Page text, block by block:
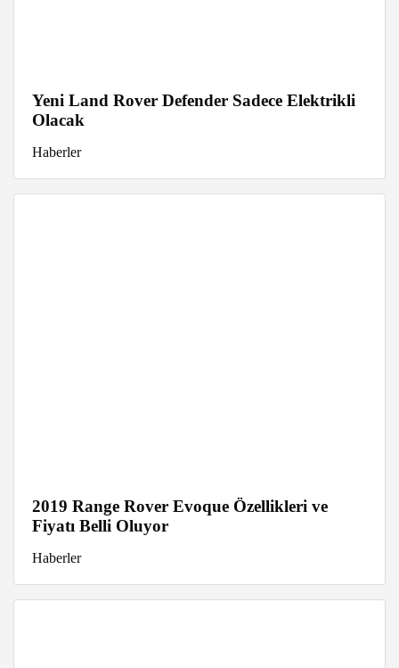
Yeni Land Rover Defender Sadece Elektrikli
Olacak
Haberler
2019 Range Rover Evoque Özellikleri ve
Fiyatı Belli Oluyor
Haberler